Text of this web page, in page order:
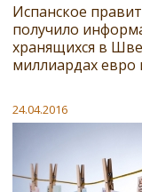
Испанское
получило
хранящихся в
миллиардах евро
24.04.2016